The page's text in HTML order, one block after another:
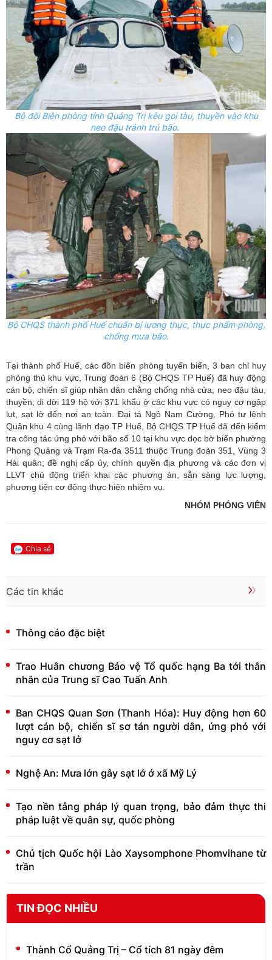
Bộ đội Biên phòng tỉnh Quảng Trị kêu gọi tàu, thuyền vào khu
neo đậu tránh trú bão.
Bộ CHQS thành phốHuếchuẩn bị lương thực, thực phẩm phòng,
chống mưa bão.
Tại thành phố Huế, các đồn biên phòng tuyến biển, 3 ban chỉ huy
phòng thủ khu vực, Trung đoàn 6 (Bộ CHQS TP Huế) đã huy động
cán bộ, chiến sĩ giúp nhân dân chằng chống nhà cửa, neo đậu tàu,
thuyền; di dời 119 hộ với 371 khẩu ở các khu vực có nguy cơ ngập
lụt, sạt lở đến nơi an toàn. Đại tá Ngô Nam Cường, Phó tư lệnh
Quân khu 4 cùng lãnh đạo TP Huế, Bộ CHQS TP Huế đã đến kiểm
tra công tác ứng phó với bão số 10 tại khu vực dọc bờ biển phường
Phong Quảng và Trạm Ra-đa 3511 thuộc Trung đoàn 351, Vùng 3
Hải quân; đề nghị cấp ủy, chính quyền địa phương và các đơn vị
LLVT chủ động triển khai các phương án, sẵn sàng lực lượng,
phương tiện cơ động thực hiện nhiệm vụ.
NHÓM PHÓNG VIÊN
Chia sẻ
Các tin khác
Thông cáo đặc biệt
Trao Huân chương Bảo vệ Tổ quốc hạng Ba tới thân
nhân của Trung sĩ Cao Tuấn Anh
Ban CHQS Quan Sơn (Thanh Hóa): Huy động hơn 60
lượt cán bộ, chiến sĩ sơ tán người dân, ứng phó với
nguy cơ sạt lở
Nghệ An: Mưa lớn gây sạt lở ở xã Mỹ Lý
Tạo nền tảng pháp lý quan trọng, bảo đảm thực thi
pháp luật về quân sự, quốc phòng
Chủ tịch Quốc hội Lào Xaysomphone Phomvihane từ
trần
TIN ĐỌC NHIỀU
Thành Cổ Quảng Trị – Cổ tích 81 ngày đêm